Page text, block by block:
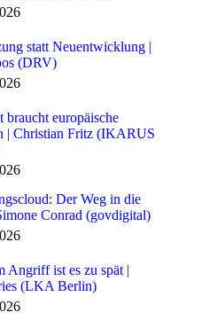
statt Neuentwicklung |
(DRV)
braucht europäische
| Christian Fritz (IKARUS
Der Weg in die
Conrad (govdigital)
Angriff ist es zu spät |
(LKA Berlin)